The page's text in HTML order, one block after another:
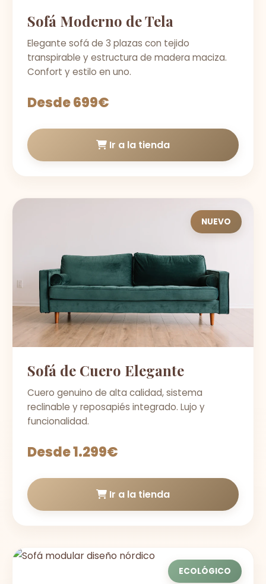
Sofá Moderno de Tela
Elegante sofá de 3 plazas con tejido
transpirable y estructura de madera maciza.
Confort y estilo en uno.
Desde 699€
Ir a la tienda
NUEVO
Sofá de Cuero Elegante
Cuero genuino de alta calidad, sistema
reclinable y reposapiés integrado. Lujo y
funcionalidad.
Desde 1.299€
Ir a la tienda
ECOLÓGICO